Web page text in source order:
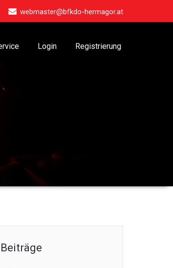
webmaster@bfkdo-hermagor.at
Login Registrierung